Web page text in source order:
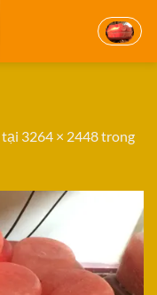
tại 3264 × 2448trong